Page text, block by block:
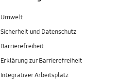
Umwelt
Sicherheit und Datenschutz
Barrierefreiheit
Erklärung zur Barrierefreiheit
Integrativer Arbeitsplatz